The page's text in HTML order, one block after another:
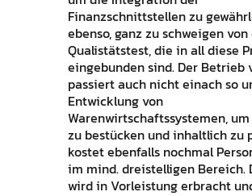
Finanzschnittstellen zu
ebenso, ganz zu schweigen von
Qualistätstest, die in all diese
eingebunden sind. Der Betrieb
passiert auch nicht einach so
Entwicklung von
Warenwirtschaftssystemen,
zu bestücken und inhaltlich zu
kostet ebenfalls nochmal
im mind. dreistelligen Bereich.
wird in Vorleistung erbracht